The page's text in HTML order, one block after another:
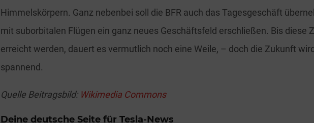
Himmelskörpern. Ganz nebenbei soll die BFR auch das Tagesgeschäft
mit suborbitalen Flügen ein ganz neues Geschäftsfeld erschließen. Bis diese
erreicht werden, dauert es vermutlich noch eine Weile, – doch die Zukunft wird
spannend.
Quelle Beitragsbild: Wikimedia Commons
Deine deutsche Seite für Tesla-News